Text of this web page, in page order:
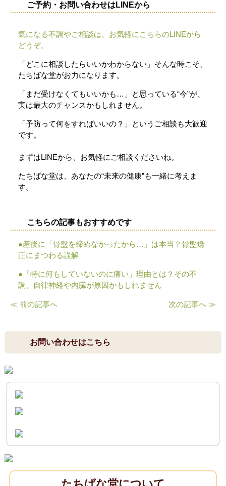
ご予約・お問い合わせはLINEから
気になる不調やご相談は、お気軽にこちらのLINEから
どうぞ。
「どこに相談したらいいかわからない」そんな時こそ、
たちばな堂がお力になります。
「 まだ受けなく て もいいかも…」 と 思っている“今”が、
実は最大のチャンスかも しれません。
「予防って何をすればいいの？」 という ご相談も大歓迎
です。
まずはLINEから、 お気軽に ご相談 くださいね。
たちばな堂は、 あなたの“未来の健康”も一緒に考え ま
す。
こちらの記事もおすすめです
●産後に「骨盤を締めなかったから…」は本当？骨盤矯
正にまつわる誤解
●「特に何もしていないのに痛い」理由とは？その不
調、自律神経や内臓が原因かもしれません
≪ 前の記事へ 次の記事へ ≫
お問い合わせはこちら
たちばな堂について